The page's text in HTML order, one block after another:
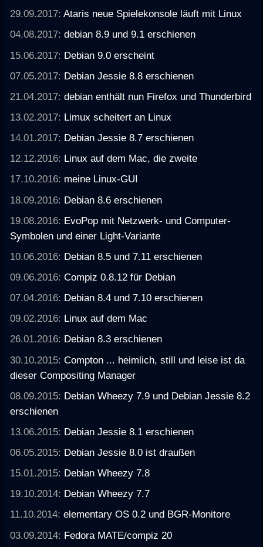
29.09.2017:Ataris neue Spielekonsole läuft mit Linux
04.08.2017:debian 8.9 und 9.1 erschienen
15.06.2017: Debian 9.0 erscheint
07.05.2017: Debian Jessie 8.8 erschienen
21.04.2017:debian enthält nun Firefox und Thunderbird
13.02.2017: Limux scheitert an Linux
14.01.2017: Debian Jessie 8.7 erschienen
12.12.2016: Linux auf dem Mac, die zweite
17.10.2016: meine Linux-GUI
18.09.2016: Debian 8.6 erschienen
19.08.2016: EvoPop mit Netzwerk- und Computer-
Symbolen und einer Light-Variante
10.06.2016: Debian 8.5 und 7.11 erschienen
09.06.2016:Compiz 0.8.12 für Debian
07.04.2016: Debian 8.4 und 7.10 erschienen
09.02.2016: Linux auf dem Mac
26.01.2016: Debian 8.3 erschienen
30.10.2015:Compton ... heimlich, still und leise ist da
dieser Compositing Manager
08.09.2015: Debian Wheezy 7.9 und Debian Jessie 8.2
erschienen
13.06.2015: Debian Jessie 8.1 erschienen
06.05.2015: Debian Jessie 8.0 ist draußen
15.01.2015: Debian Wheezy 7.8
19.10.2014: Debian Wheezy 7.7
11.10.2014:elementary OS 0.2 und BGR-Monitore
03.09.2014: Fedora MATE/compiz 20